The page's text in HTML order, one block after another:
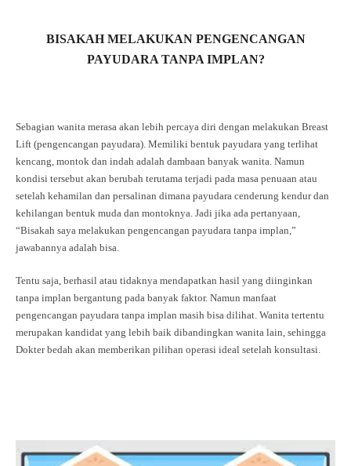
BISAKAH MELAKUKAN PENGENCANGAN
PAYUDARA TANPA IMPLAN?
Sebagian wanita merasa akan lebih percaya diri dengan melakukan Breast
Lift (pengencangan payudara). Memiliki bentuk payudara yang terlihat
kencang, montok dan indah adalah dambaan banyak wanita. Namun
kondisi tersebut akan berubah terutama terjadi pada masa penuaan atau
setelah kehamilan dan persalinan dimana payudara cenderung kendur dan
kehilangan bentuk muda dan montoknya. Jadi jika ada pertanyaan,
“Bisakah saya melakukan pengencangan payudara tanpa implan,”
jawabannya adalah bisa.
Tentu saja, berhasil atau tidaknya mendapatkan hasil yang diinginkan
tanpa implan bergantung pada banyak faktor. Namun manfaat
pengencangan payudara tanpa implan masih bisa dilihat. Wanita tertentu
merupakan kandidat yang lebih baik dibandingkan wanita lain, sehingga
Dokter bedah akan memberikan pilihan operasi ideal setelah konsultasi.